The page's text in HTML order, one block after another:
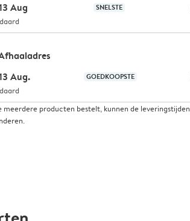
Aug
SNELSTE
Aug.
GOEDKOOPSTE
meerdere producten bestelt, kunnen de leveringstijden